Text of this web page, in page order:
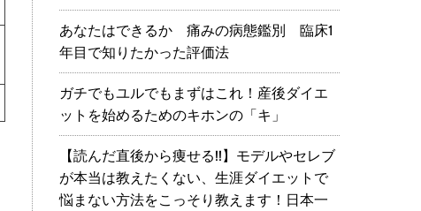
あなたはできるか 痛みの病態鑑別 臨床1
年目で知りたかった評価法
ガチでもユルでもまずはこれ！産後ダイエ
ットを始めるためのキホンの「キ」
【読んだ直後から痩せる!!】モデルやセレブ
が本当は教えたくない、生涯ダイエットで
悩まない方法をこっそり教えます！日本一